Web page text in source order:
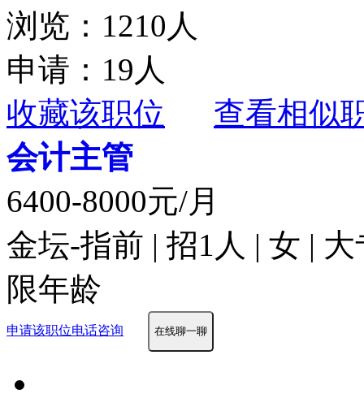
浏览：1210人
申请：19人
收藏该职位
查看相似
会计主管
6400-8000元/月
金坛-指前 | 招1人 | 女 |
限年龄
申请该职位电话咨询 在线聊一聊